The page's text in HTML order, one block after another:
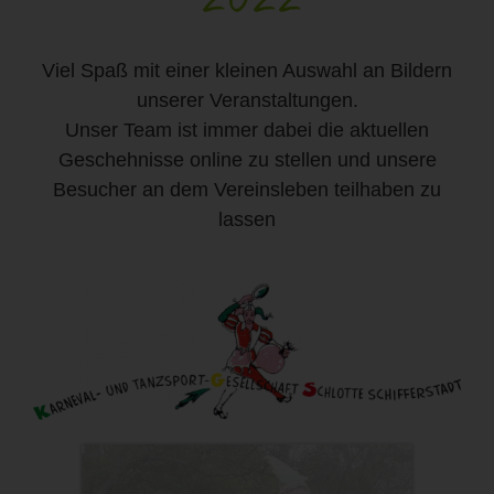
Viel Spaß mit einer kleinen Auswahl an Bildern
unserer Veranstaltungen.
Unser Team ist immer dabei die aktuellen
Geschehnisse online zu stellen und unsere
Besucher an dem Vereinsleben teilhaben zu
lassen